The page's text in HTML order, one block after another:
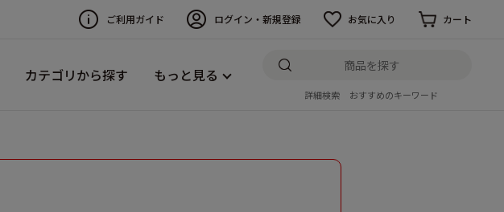
ご利用ガイド ログイン・新規登録 お気に入り カート
カテゴリから探す もっと見る
詳細検索 おすすめのキーワード